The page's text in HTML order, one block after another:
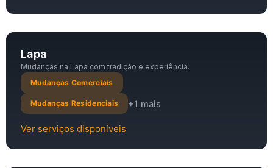
Lapa
Mudanças na Lapa com tradição e experiência.
Mudanças Comerciais
Mudanças Residenciais +1 mais
Ver serviços disponíveis